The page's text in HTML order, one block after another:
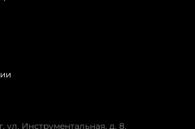
ул. Инструментальная, д. 8,